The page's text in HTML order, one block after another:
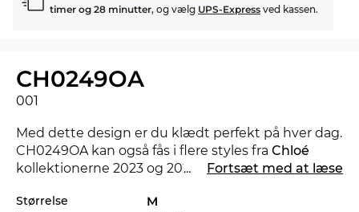
timer og 28 minutter, og vælg UPS-Express ved kassen.
CH0249OA
001
Med dette design er du klædt perfekt på hver dag.
CH0249OA kan også fås i flere styles fra Chloé
kollektionerne 2023 og 2024 i Edel-Optics
... Fortsæt med at læse
Størrelse M